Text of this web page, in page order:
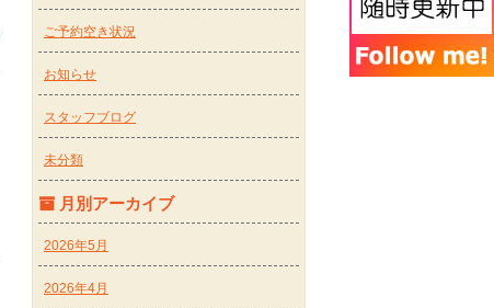
ご予約空き状況
お知らせ
スタッフブログ
未分類
月別アーカイブ
2026年5月
2026年4月